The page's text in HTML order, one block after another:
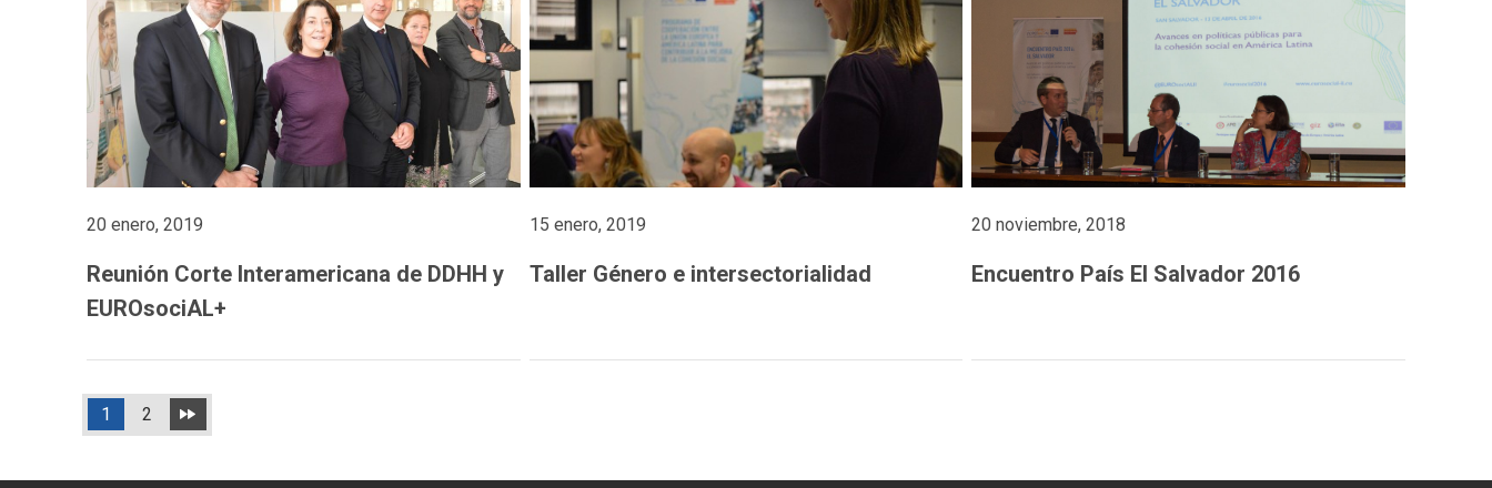
20 enero, 2019
Reunión Corte Interamericana de DDHH y
EUROsociAL+
15 enero, 2019
Taller Género e intersectorialidad
20 noviembre, 2018
Encuentro País El Salvador 2016
1 2